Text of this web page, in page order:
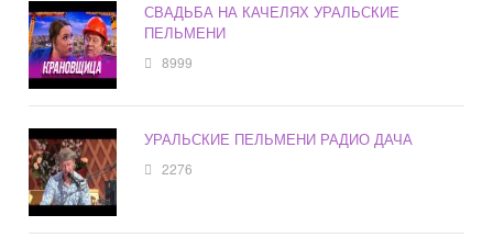
СВАДЬБА НА КАЧЕЛЯХ УРАЛЬСКИЕ
ПЕЛЬМЕНИ
8999
УРАЛЬСКИЕ ПЕЛЬМЕНИ РАДИО ДАЧА
2276